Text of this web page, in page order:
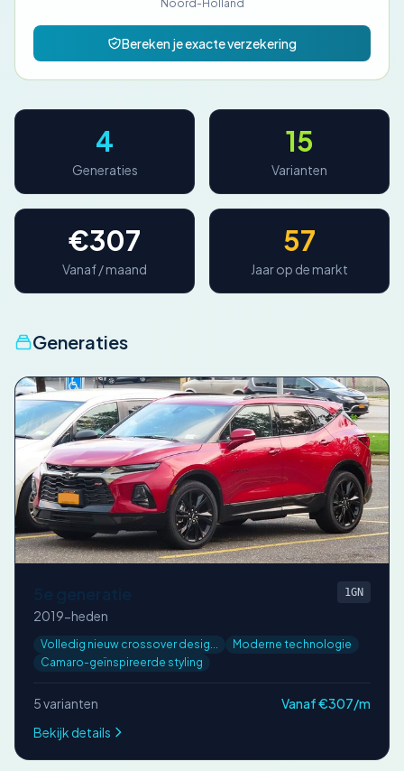
Noord-Holland
Bereken je exacte verzekering
4
Generaties
15
Varianten
€307
Vanaf / maand
57
Jaar op de markt
Generaties
2019-heden
1GN
Volledig nieuw crossover desig...
Moderne technologie
Camaro-geïnspireerde styling
5 varianten
Vanaf €307/m
Bekijk details